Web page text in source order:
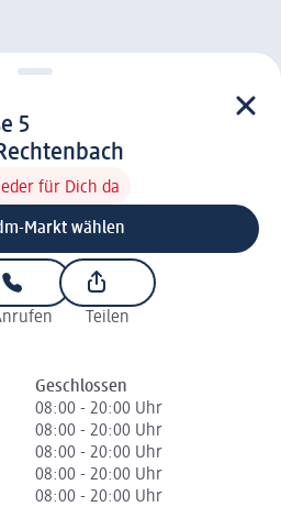
5
für Dich da
Markt wählen
Teilen
Geschlossen
08:00 - 20:00 Uhr
08:00 - 20:00 Uhr
08:00 - 20:00 Uhr
08:00 - 20:00 Uhr
08:00 - 20:00 Uhr